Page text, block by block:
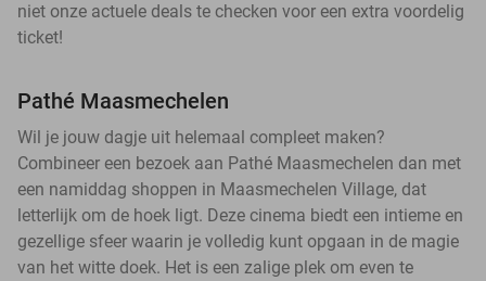
niet onze actuele deals te checken voor een extra voordelig
ticket!
Pathé Maasmechelen
Wil je jouw dagje uit helemaal compleet maken?
Combineer een bezoek aan Pathé Maasmechelen dan met
een namiddag shoppen in Maasmechelen Village, dat
letterlijk om de hoek ligt. Deze cinema biedt een intieme en
gezellige sfeer waarin je volledig kunt opgaan in de magie
van het witte doek. Het is een zalige plek om even te